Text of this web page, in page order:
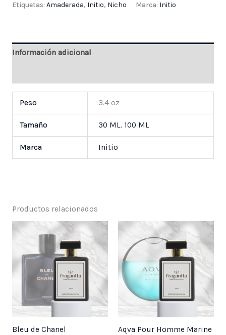
Etiquetas: Amaderada, Initio, Nicho Marca: Initio
Información adicional
Peso 3.4 oz
Tamaño 30 ML, 100 ML
Marca Initio
Productos relacionados
Bleu de Chanel
Price
$ 25,000
through
$ 55,000
Aqva Pour Homme Marine
Price
$ 25,000
through
$ 55,000